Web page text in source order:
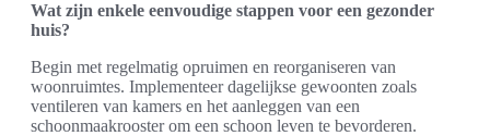
Wat zijn enkele eenvoudige stappen voor een gezonder
huis?
Begin met regelmatig opruimen en reorganiseren van
woonruimtes. Implementeer dagelijkse gewoonten zoals
ventileren van kamers en het aanleggen van een
schoonmaakrooster om een schoon leven te bevorderen.